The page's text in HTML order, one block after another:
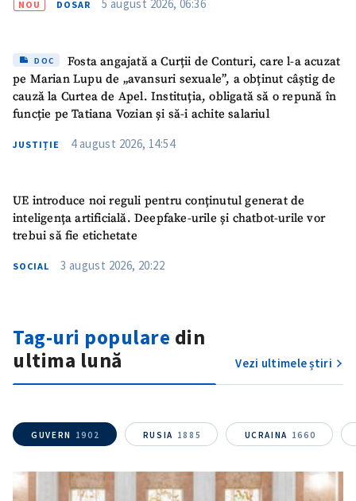
NOU DOSAR 5 august 2026, 06:36
DOC
Fosta angajată a Curții de Conturi, care l-a acuzat
pe Marian Lupu de „avansuri sexuale”, a obținut câștig de
cauză la Curtea de Apel. Instituția, obligată să o repună în
funcție pe Tatiana Vozian și să-i achite salariul
JUSTIȚIE 4 august 2026, 14:54
UE introduce noi reguli pentru conținutul generat de
inteligența artificială. Deepfake-urile și chatbot-urile vor
trebui să fie etichetate
SOCIAL 3 august 2026, 20:22
Tag-uri populare din
ultima lună
Vezi ultimele știri
GUVERN 1902 RUSIA 1885 UCRAINA 1660